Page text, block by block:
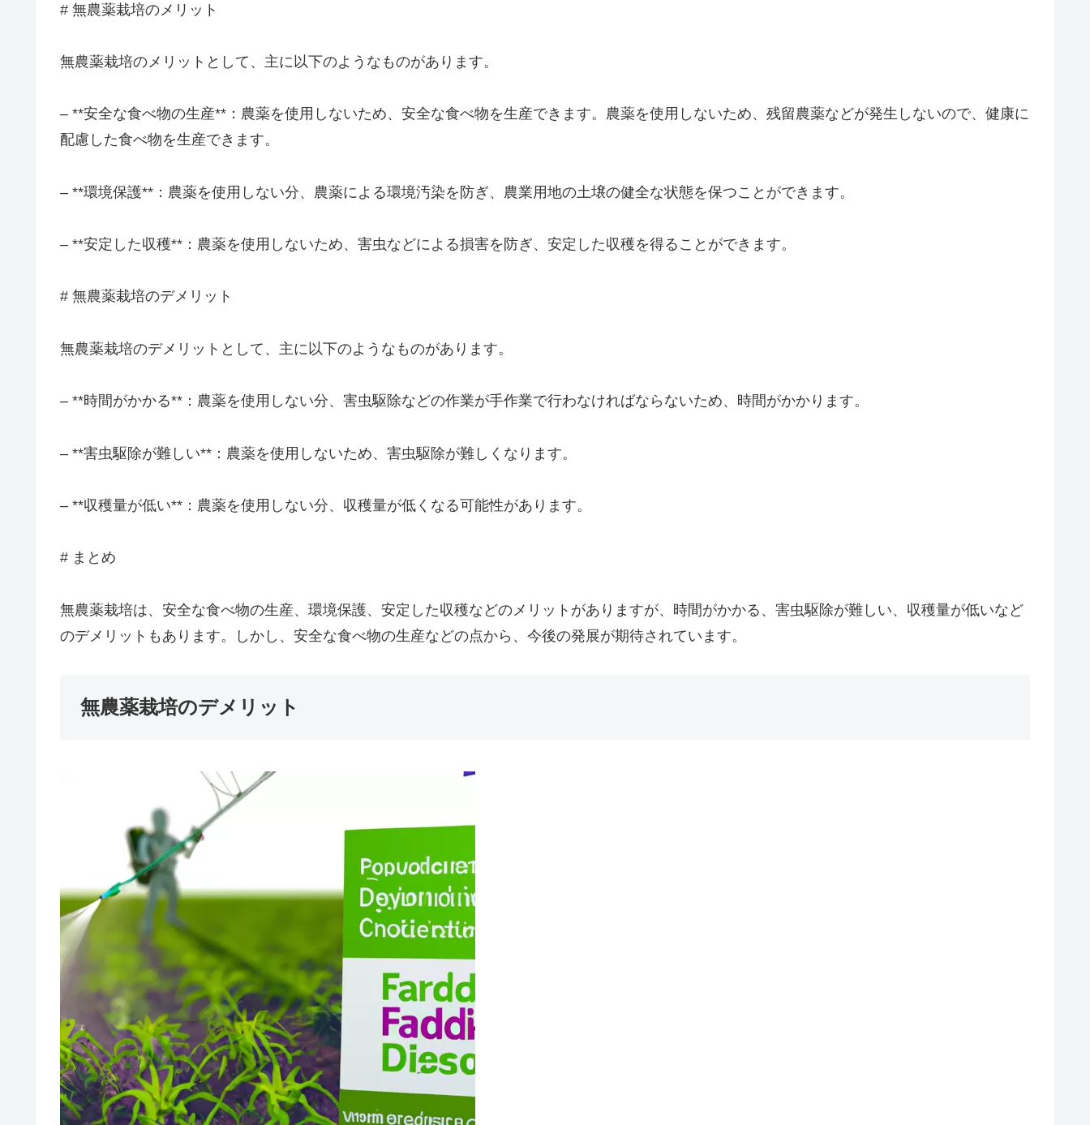
# 無農薬栽培のメリット
無農薬栽培のメリットとして、主に以下のようなものがあります。
– **安全な食べ物の生産**：農薬を使用しないため、安全な食べ物を生産できます。農薬を使用しないため、残留農薬などが発生しないので、健康に
配慮した食べ物を生産できます。
– **環境保護**：農薬を使用しない分、農薬による環境汚染を防ぎ、農業用地の土壌の健全な状態を保つことができます。
– **安定した収穫**：農薬を使用しないため、害虫などによる損害を防ぎ、安定した収穫を得ることができます。
# 無農薬栽培のデメリット
無農薬栽培のデメリットとして、主に以下のようなものがあります。
– **時間がかかる**：農薬を使用しない分、害虫駆除などの作業が手作業で行わなければならないため、時間がかかります。
– **害虫駆除が難しい**：農薬を使用しないため、害虫駆除が難しくなります。
– **収穫量が低い**：農薬を使用しない分、収穫量が低くなる可能性があります。
# まとめ
無農薬栽培は、安全な食べ物の生産、環境保護、安定した収穫などのメリットがありますが、時間がかかる、害虫駆除が難しい、収穫量が低いなど
のデメリットもあります。しかし、安全な食べ物の生産などの点から、今後の発展が期待されています。
無農薬栽培のデメリット